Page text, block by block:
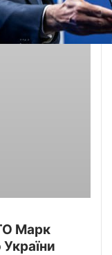
Марк